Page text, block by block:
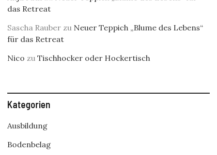
das Retreat
Sascha Rauber zu Neuer Teppich „Blume des Lebens“
für das Retreat
Nico zu Tischhocker oder Hockertisch
Kategorien
Ausbildung
Bodenbelag